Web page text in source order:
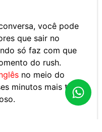
você pode
que sair no
só faz com que
do rush.
no meio do
minutos mais tarde